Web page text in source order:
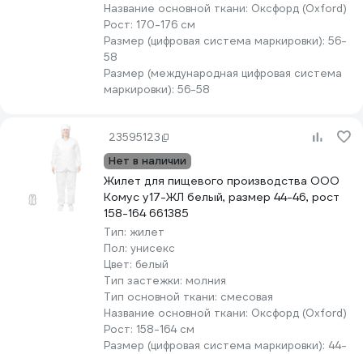
Название основной ткани: Оксфорд (Oxford)
Рост: 170-176 см
Размер (цифровая система маркировки): 56-
58
Размер (международная цифровая система
маркировки): 56-58
23595123
Нет в наличии
Жилет для пищевого производства ООО
Комус у17-ЖЛ белый, размер 44-46, рост
158-164 661385
Тип: жилет
Пол: унисекс
Цвет: белый
Тип застежки: молния
Тип основной ткани: смесовая
Название основной ткани: Оксфорд (Oxford)
Рост: 158-164 см
Размер (цифровая система маркировки): 44-